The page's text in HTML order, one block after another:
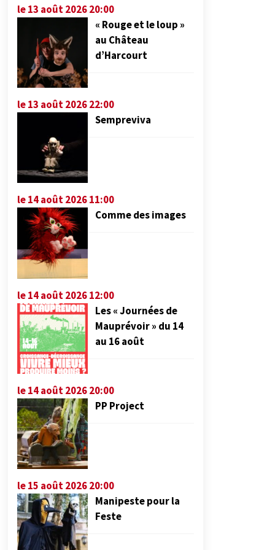
le 13 août 2026 20:00
« Rouge et le loup »
au Château
d’Harcourt
le 13 août 2026 22:00
Sempreviva
le 14 août 2026 11:00
Comme des images
le 14 août 2026 12:00
Les « Journées de
Mauprévoir » du 14
au 16 août
le 14 août 2026 20:00
PP Project
le 15 août 2026 20:00
Manipeste pour la
Feste